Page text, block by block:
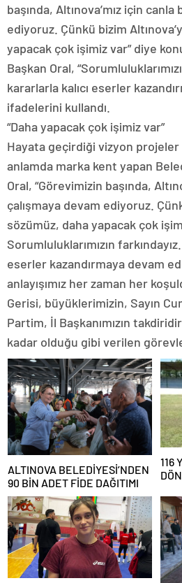
başında, Altınova’mız için
ediyoruz. Çünkü bizim
yapacak çok işimiz var” diye
Başkan Oral,
kararlarla kalıcı eserler
ifadelerini kullandı.
“Daha yapacak çok işimiz var”
Hayata geçirdiği vizyon projeler
anlamda marka kent yapan
Oral, “Görevimizin başında,
çalışmaya devam ediyoruz.
sözümüz, daha yapacak çok
Sorumluluklarımızın
eserler kazandırmaya devam
anlayışımız her zaman her
Gerisi, büyüklerimizin, Sayın
Partim, İl Başkanımızın
kadar olduğu gibi verilen
ALTINOVA BELEDİYESİ’NDEN
90 BİN ADET FİDE DAĞITIMI
116